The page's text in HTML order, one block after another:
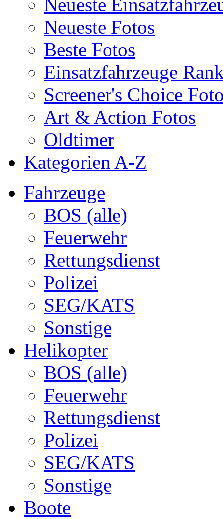
Neueste
Neueste Fotos
Beste Fotos
Einsatzfahrzeuge
Screener's Choice
Art & Action Fotos
Oldtimer
Kategorien A-Z
Fahrzeuge
BOS (alle)
Feuerwehr
Rettungsdienst
Polizei
SEG/KATS
Sonstige
Helikopter
BOS (alle)
Feuerwehr
Rettungsdienst
Polizei
SEG/KATS
Sonstige
Boote